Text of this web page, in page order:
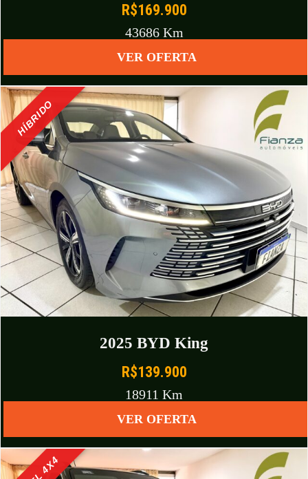
R$169.900
43686 Km
VER OFERTA
HÍBRIDO
2025 BYD King
R$139.900
18911 Km
VER OFERTA